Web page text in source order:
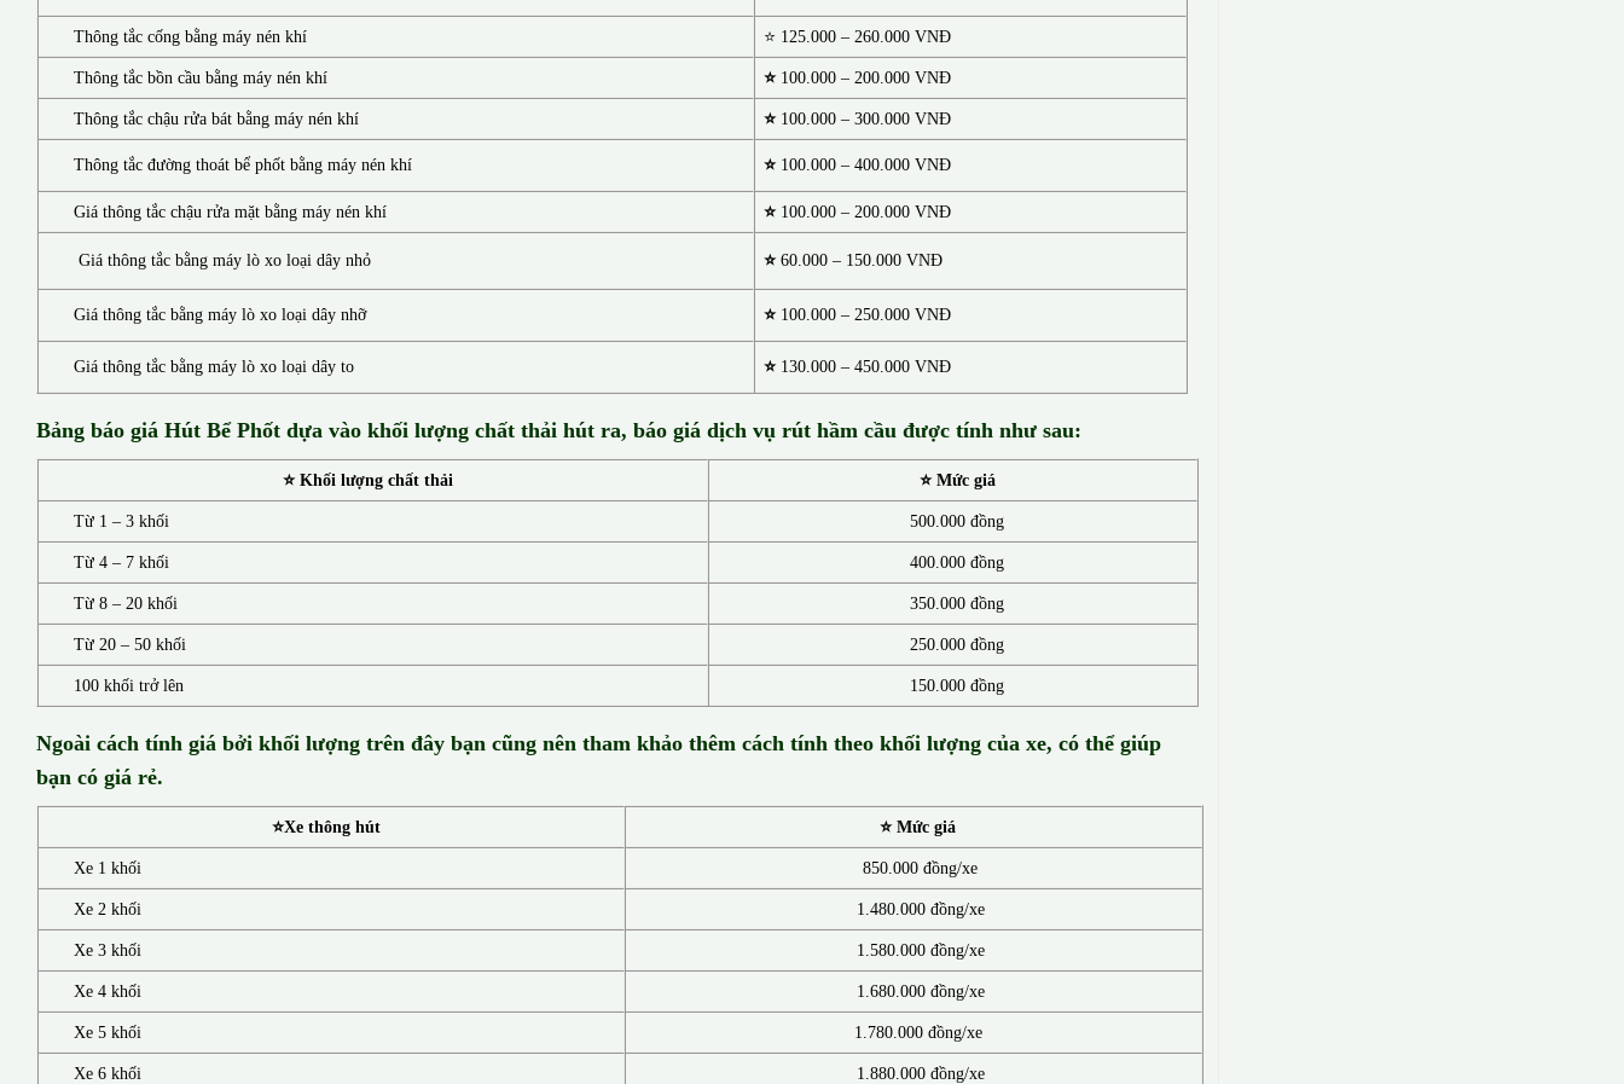
Thông tắc cống bằng máy nén khí ⭐ 125.000 – 260.000 VNĐ
Thông tắc bồn cầu bằng máy nén khí ⭐ 100.000 – 200.000 VNĐ
Thông tắc chậu rửa bát bằng máy nén khí ⭐100.000 – 300.000 VNĐ
Thông tắc đường thoát bể phốt bằng máy nén khí ⭐100.000 – 400.000 VNĐ
Giá thông tắc chậu rửa mặt bằng máy nén khí ⭐100.000 – 200.000 VNĐ
Giá thông tắc bằng máy lò xo loại dây nhỏ ⭐60.000 – 150.000 VNĐ
Giá thông tắc bằng máy lò xo loại dây nhỡ ⭐ 100.000 – 250.000 VNĐ
Giá thông tắc bằng máy lò xo loại dây to ⭐130.000 – 450.000 VNĐ
Bảng báo giá Hút Bể Phốt dựa vào khối lượng chất thải hút ra, báo giá dịch vụ rút hầm cầu được tính như sau:
⭐ Khối lượng chất thải ⭐ Mức giá
Từ 1 – 3 khối 500.000 đồng
Từ 4 – 7 khối 400.000 đồng
Từ 8 – 20 khối 350.000 đồng
Từ 20 – 50 khối 250.000 đồng
100 khối trở lên 150.000 đồng
Ngoài cách tính giá bởi khối lượng trên đây bạn cũng nên tham khảo thêm cách tính theo khối lượng của xe, có thể giúp
bạn có giá rẻ.
⭐Xe thông hút ⭐ Mức giá
Xe 1 khối 850.000 đồng/xe
Xe 2 khối 1.480.000 đồng/xe
Xe 3 khối 1.580.000 đồng/xe
Xe 4 khối 1.680.000 đồng/xe
Xe 5 khối 1.780.000 đồng/xe
Xe 6 khối 1.880.000 đồng/xe